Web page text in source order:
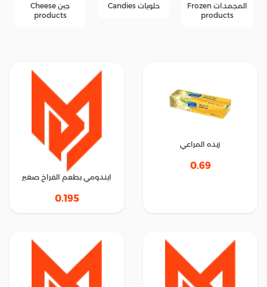
المجمدات Frozen
products
حلويات Candies
جبن Cheese
products
زبده المراعي
0.69
ايندومي بطعم الفراخ صغير
0.195